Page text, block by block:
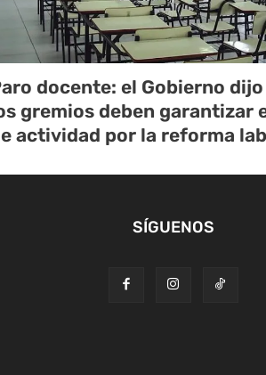
docente: el Gobierno
gremios deben garantizar
actividad por la reforma
SÍGUENOS